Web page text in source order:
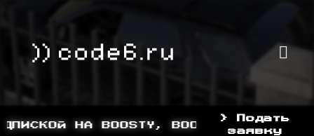
НА BOOSTY, BOOSTY.TO/YDDY
> Подать
заявку